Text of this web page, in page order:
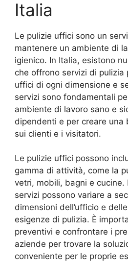
Italia
Le pulizie uffici sono un
mantenere un ambiente di
igienico. In Italia, esistono
che offrono servizi di pulizia
uffici di ogni dimensione e
servizi sono fondamentali
ambiente di lavoro sano e
dipendenti e per creare una
sui clienti e i visitatori.
Le pulizie uffici possono
gamma di attività, come la
vetri, mobili, bagni e cucine.
servizi possono variare a
dimensioni dell’ufficio e
esigenze di pulizia. È
preventivi e confrontare i
aziende per trovare la
conveniente per le proprie